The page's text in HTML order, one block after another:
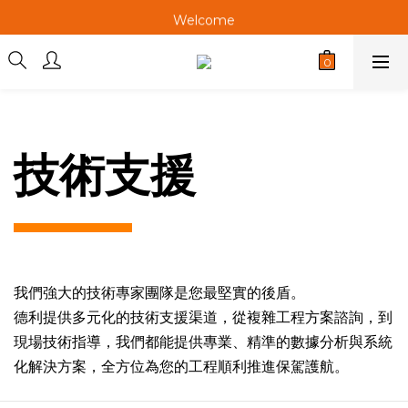
Welcome
Welcome
Welcome
技術支援
我們強大的技術專家團隊是您最堅實的後盾。
德利提供多元化的技術支援渠道，從複雜工程方案諮詢，到
現場技術指導，我們都能提供專業、精準的數據分析與系統
化解決方案，全方位為您的工程順利推進保駕護航。